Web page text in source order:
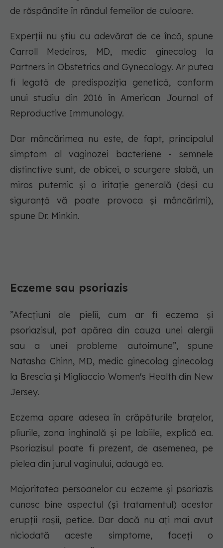
de răspândite în rândul femeilor de culoare.
Experții nu știu cu adevărat de ce încă, spune
Carroll Medeiros, MD, medic ginecolog la
Partners in Obstetrics and Gynecology. Ar putea
fi legată de predispoziția genetică, conform
unui studiu din 2016 în American Journal of
Reproductive Immunology.
Dar mâncărimea nu este, de fapt, principalul
simptom al vaginozei bacteriene - semnele
distinctive sunt, de obicei, o scurgere slabă, un
miros puternic și o iritație generală (deși cu
siguranță vă poate provoca și mâncărimi),
spune Dr. Minkin.
Eczeme sau psoriazis
”Afecțiuni ale pielii, cum ar fi eczema și
psoriazisul, pot apărea din cauza unei alergii
sau a unei probleme autoimune”, spune
Natasha Chinn, MD, medic ginecolog ginecolog
la Brescia și Migliaccio Women's Health din New
Jersey.
Eczema apare adesea în crăpăturile brațelor,
pliurile, zona inghinală și pe labiile, explică ea.
Psoriazisul poate fi prezent, de asemenea, pe
pielea din jurul vaginului, adaugă ea.
Majoritatea persoanelor cu eczeme și psoriazis
cunosc bine aspectul (și tratamentul) acestor
erupții roșii, petice. Dar dacă nu ați mai avut
niciodată aceste simptome, faceți o